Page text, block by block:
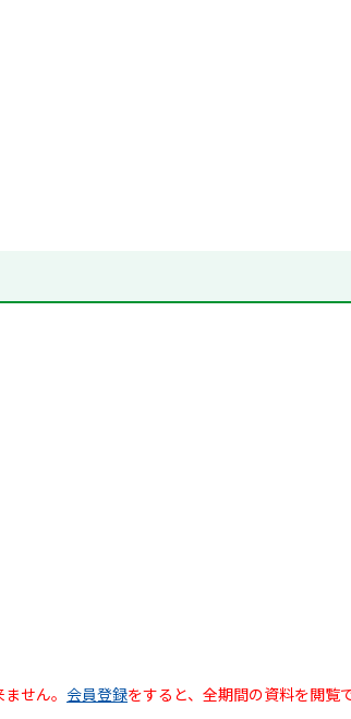
せん。 会員登録をすると、全期間の資料を閲覧